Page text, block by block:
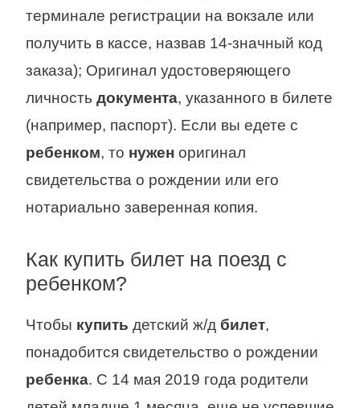
терминале регистрации на вокзале или
получить в кассе, назвав 14-значный код
заказа); Оригинал удостоверяющего
личность документа, указанного в билете
(например, паспорт). Если вы едете с
ребенком, то нужен оригинал
свидетельства о рождении или его
нотариально заверенная копия.
Как купить билет на поезд с
ребенком?
Чтобы купить детский ж/д билет,
понадобится свидетельство о рождении
ребенка. С 14 мая 2019 года родители